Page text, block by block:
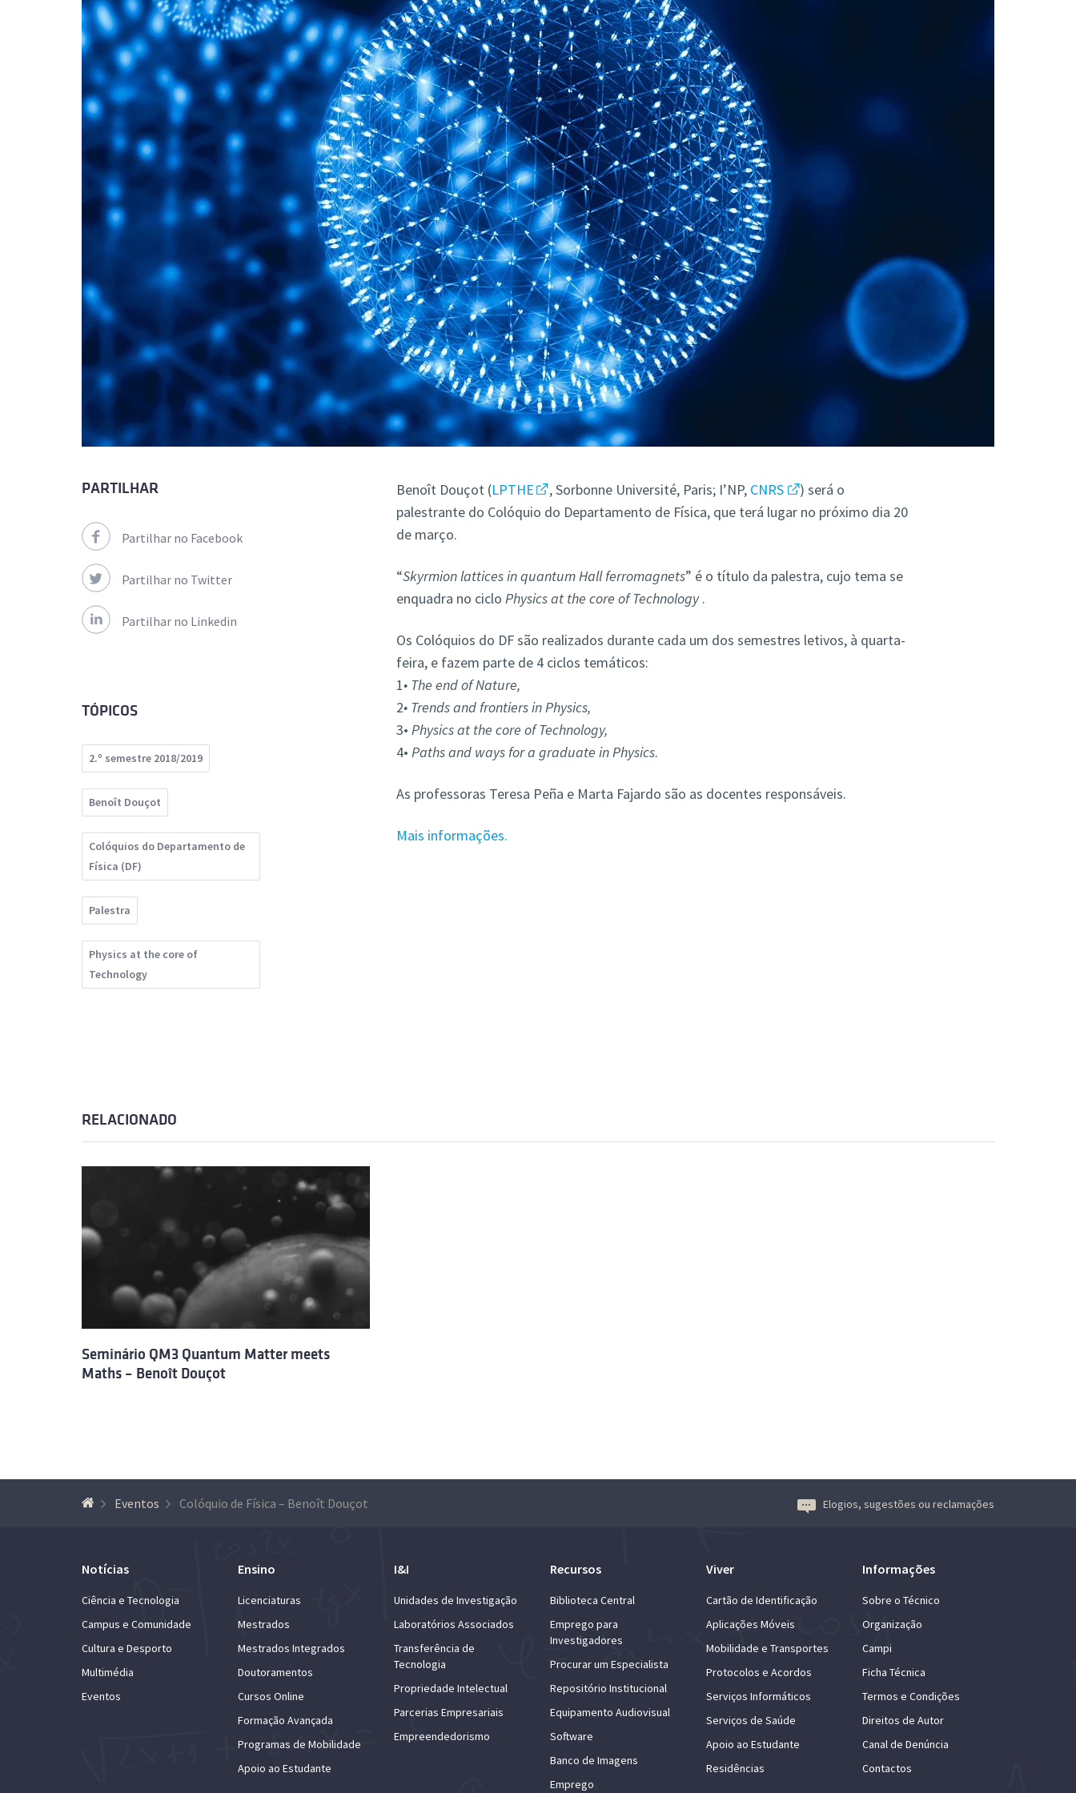
Formação Avançada
Benoît Douçot (LPTHE ,Sorbonne Université, Paris; I’NP, CNRS
) será o
palestrante do Colóquio do Departamento de Física, que terá lugar no próximo dia 20
de março.
“Skyrmion lattices in quantum Hall ferromagnets” é o título da palestra, cujo tema se
enquadra no ciclo Physics at the core of Technology.
Os Colóquios do DF são realizados durante cada um dos semestres letivos, à quarta-
feira, e fazem parte de 4 ciclos temáticos:
1• The end of Nature,
2• Trends and frontiers in Physics,
3• Physics at the core of Technology,
4• Paths and ways for a graduate in Physics.
As professoras Teresa Peña e Marta Fajardo são as docentes responsáveis.
Mais informações.
PARTILHAR
Partilhar no Facebook
Partilhar no Twitter
Partilhar no Linkedin
TÓPICOS
2.º semestre 2018/2019
Benoît Douçot
Colóquios do Departamento de
Física (DF)
Palestra
Physics at the core of
Technology
RELACIONADO
Seminário QM3 Quantum Matter meets
Maths – Benoît Douçot
Eventos Colóquio de Física – Benoît Douçot Elogios, sugestões ou reclamações
Notícias
Ciência e Tecnologia
Campus e Comunidade
Cultura e Desporto
Multimédia
Eventos
Ensino
Licenciaturas
Mestrados
Mestrados Integrados
Doutoramentos
Cursos Online
Formação Avançada
Programas de Mobilidade
Apoio ao Estudante
I&I
Unidades de Investigação
Laboratórios Associados
Transferência de
Tecnologia
Propriedade Intelectual
Parcerias Empresariais
Empreendedorismo
Recursos
Biblioteca Central
Emprego para
Investigadores
Procurar um Especialista
Repositório Institucional
Equipamento Audiovisual
Software
Banco de Imagens
Emprego
Viver
Cartão de Identificação
Aplicações Móveis
Mobilidade e Transportes
Protocolos e Acordos
Serviços Informáticos
Serviços de Saúde
Apoio ao Estudante
Residências
Informações
Sobre o Técnico
Organização
Campi
Ficha Técnica
Termos e Condições
Direitos de Autor
Canal de Denúncia
Contactos